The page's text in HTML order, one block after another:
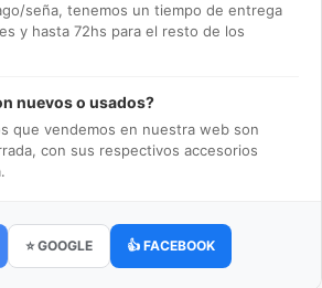
seña, tenemos un tiempo de entrega
y hasta 72hs para el resto de los
nuevos o usados?
que vendemos en nuestra web son
con sus respectivos accesorios
⭐ GOOGLE 👍 FACEBOOK